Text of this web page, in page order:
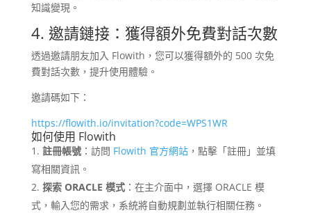
知識變現。 ​
4. 邀請鏈接：獲得額外免費對話次數
透過邀請朋友加入 Flowith，您可以獲得額外的 500 次免
費對話次數，提升使用體驗。​
邀請碼如下：
https://flowith.io/invitation?code=WPS1WR
如何使用 Flowith
註冊帳號：​訪問 Flowith 官方網站，點擊「註冊」並填
寫相關資訊。​
探索 ORACLE 模式：​在主介面中，選擇 ORACLE 模
式，輸入您的需求，系統將自動規劃並執行相關任務。 ​